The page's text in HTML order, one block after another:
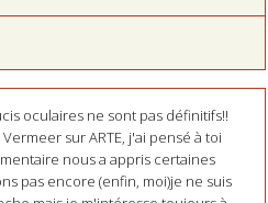
oculaires ne sont pas définitifs!!
sur ARTE, j'ai pensé à toi
nous a appris certaines
pas encore (enfin, moi)je ne suis